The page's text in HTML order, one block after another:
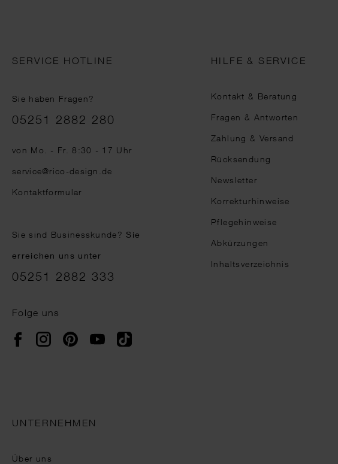
SERVICE HOTLINE
Sie haben Fragen?
Telefonnummer
05251 2882 280
von Mo. - Fr. 8:30 - 17 Uhr
service@rico-design.de
Kontaktformular
Sie sind Businesskunde?Sie
erreichen uns unter
05251 2882 333
Folge uns
FacebookInstagramPinterestYouTubeTikTok
HILFE & SERVICE
Kontakt & Beratung
Fragen & Antworten
Zahlung & Versand
Rücksendung
Newsletter
Korrekturhinweise
Pflegehinweise
Abkürzungen
Inhaltsverzeichnis
UNTERNEHMEN
Über uns